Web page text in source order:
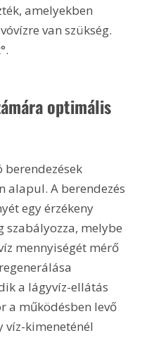
amelyekben
van szükség.
optimális
berendezések
alapul. A berendezés
egy érzékeny
szabályozza, melybe
mennyiségét mérő
a lágyvíz-ellátás
a működésben levő
víz-kimeneténél